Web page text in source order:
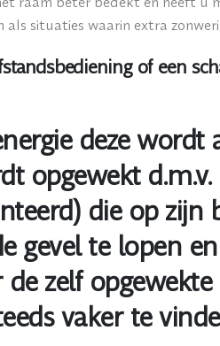
situaties waarin extra
of een
deze wordt
opgewekt d.m.v.
die op zijn
gevel te lopen
zelf opgewekte
vaker te